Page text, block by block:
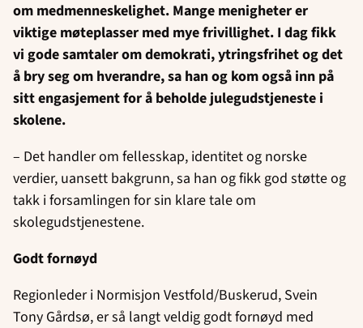
om medmenneskelighet. Mange menigheter er
viktige møteplasser med mye frivillighet. I dag fikk
vi gode samtaler om demokrati, ytringsfrihet og det
å bry seg om hverandre, sa han og kom også inn på
sitt engasjement for å beholde julegudstjeneste i
skolene.
– Det handler om fellesskap, identitet og norske
verdier, uansett bakgrunn, sa han og fikk god støtte og
takk i forsamlingen for sin klare tale om
skolegudstjenestene.
Godt fornøyd
Regionleder i Normisjon Vestfold/Buskerud, Svein
Tony Gårdsø, er så langt veldig godt fornøyd med